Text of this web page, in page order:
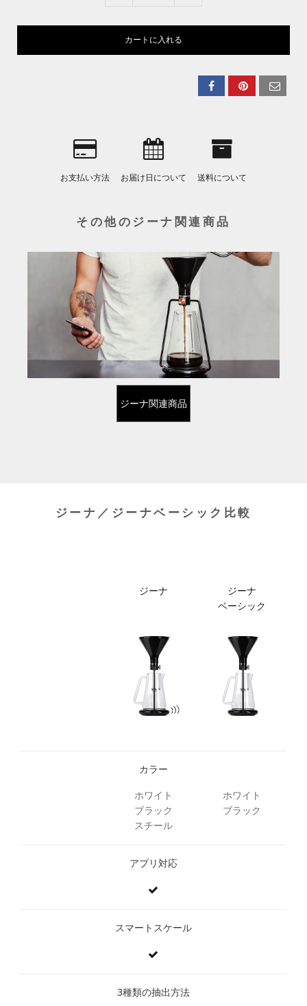
カートに入れる
お支払い方法 お届け日について 送料について
その他のジーナ関連商品
ジーナ関連商品
ジーナ／ジーナベーシック比較
ジーナ
ジーナ
ベーシック
カラー
ホワイト
ブラック
スチール
ホワイト
ブラック
アプリ対応
スマートスケール
3種類の抽出方法